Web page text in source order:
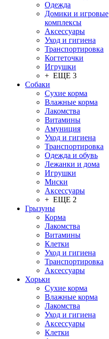
Одежда
Домики и игровые
комплексы
Аксессуары
Уход и гигиена
Транспортировка
Когтеточки
Игрушки
+ ЕЩЕ 3
Собаки
Сухие корма
Влажные корма
Лакомства
Витамины
Амуниция
Уход и гигиена
Транспортировка
Одежда и обувь
Лежанки и дома
Игрушки
Миски
Аксессуары
+ ЕЩЕ 2
Грызуны
Корма
Лакомства
Витамины
Клетки
Уход и гигиена
Транспортировка
Аксессуары
Хорьки
Сухие корма
Влажные корма
Лакомства
Уход и гигиена
Аксессуары
Клетки